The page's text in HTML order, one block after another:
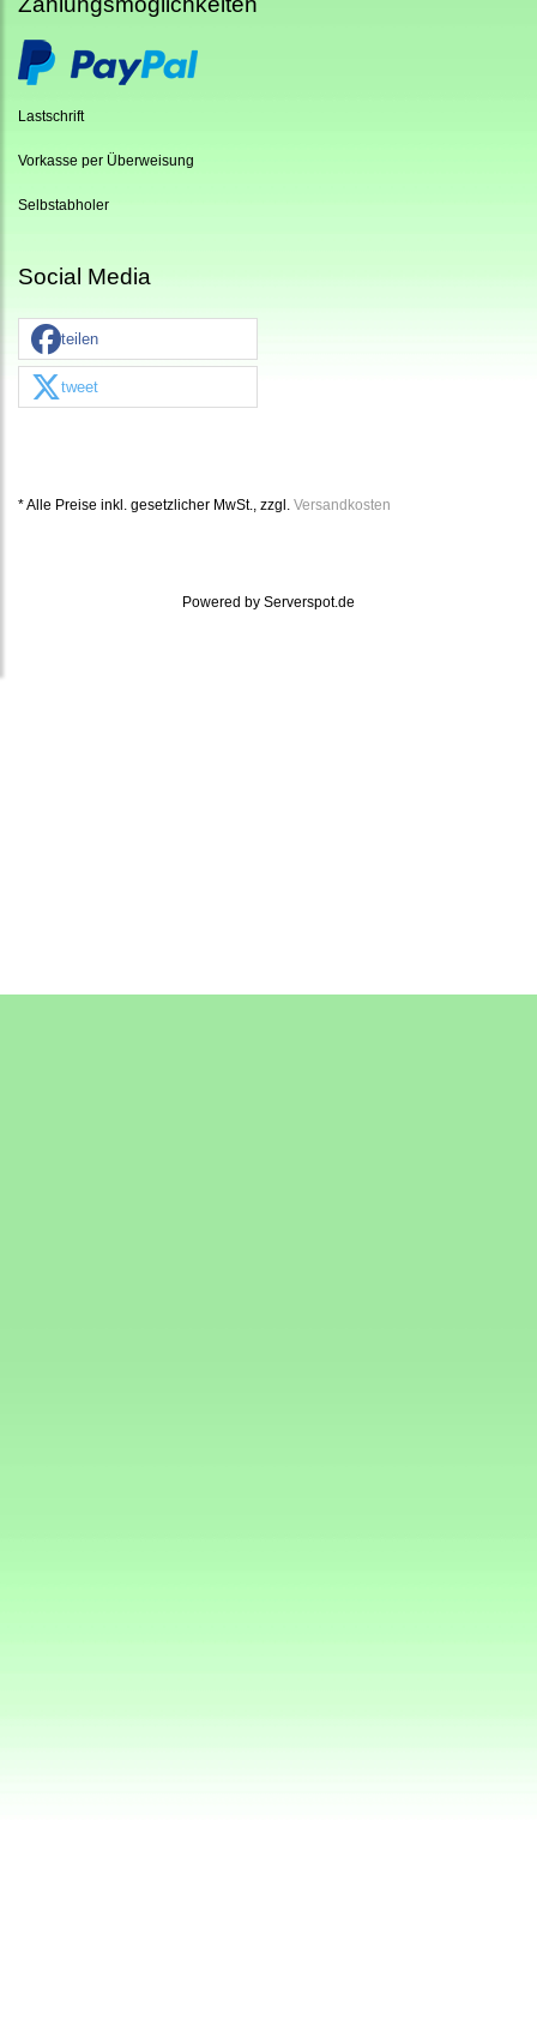
Lastschrift
Vorkasse per Überweisung
Selbstabholer
Social Media
teilen
tweet
* Alle Preise inkl. gesetzlicher MwSt., zzgl. Versandkosten
Powered by Serverspot.de